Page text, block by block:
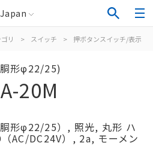
Japan
リ > スイッチ > 押ボタンスイッチ/表示灯
形φ22/25)
20M
形φ22/25）, 照光, 丸形 ハ
AC/DC24V）, 2a, モーメン